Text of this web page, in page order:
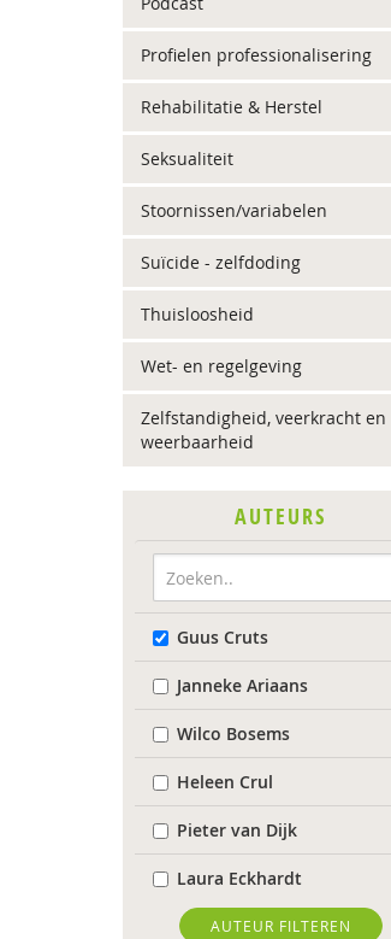
Profielen professionalisering
Rehabilitatie & Herstel
Seksualiteit
Stoornissen/variabelen
Suïcide - zelfdoding
Thuisloosheid
Wet- en regelgeving
Zelfstandigheid, veerkracht en
weerbaarheid
AUTEURS
Guus Cruts
Janneke Ariaans
Wilco Bosems
Heleen Crul
Pieter van Dijk
Laura Eckhardt
Liebje Hoekendijk
AUTEUR FILTEREN